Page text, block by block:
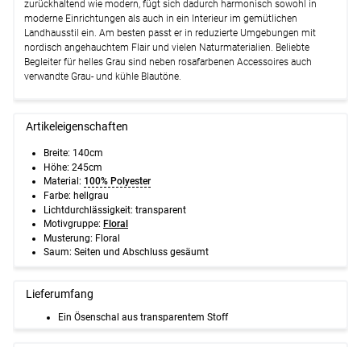
zurückhaltend wie modern, fügt sich dadurch harmonisch sowohl in
moderne Einrichtungen als auch in ein Interieur im gemütlichen
Landhausstil ein. Am besten passt er in reduzierte Umgebungen mit
nordisch angehauchtem Flair und vielen Naturmaterialien. Beliebte
Begleiter für helles Grau sind neben rosafarbenen Accessoires auch
verwandte Grau- und kühle Blautöne.
Artikeleigenschaften
Breite: 140cm
Höhe: 245cm
Material: 100% Polyester
Farbe: hellgrau
Lichtdurchlässigkeit: transparent
Motivgruppe: Floral
Musterung: Floral
Saum: Seiten und Abschluss gesäumt
Lieferumfang
Ein Ösenschal aus transparentem Stoff